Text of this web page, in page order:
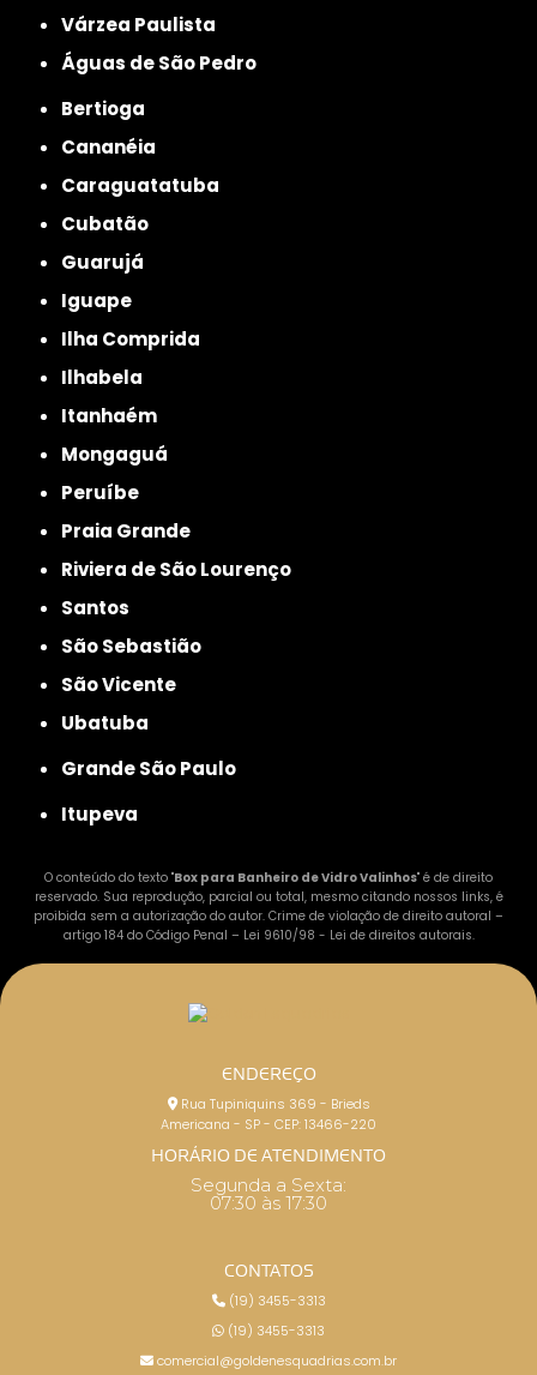
Várzea Paulista
Águas de São Pedro
Bertioga
Cananéia
Caraguatatuba
Cubatão
Guarujá
Iguape
Ilha Comprida
Ilhabela
Itanhaém
Mongaguá
Peruíbe
Praia Grande
Riviera de São Lourenço
Santos
São Sebastião
São Vicente
Ubatuba
Grande São Paulo
Itupeva
O conteúdo do texto "Box para Banheiro de Vidro Valinhos" é de direito
reservado. Sua reprodução, parcial ou total, mesmo citando nossos links, é
proibida sem a autorização do autor. Crime de violação de direito autoral –
artigo 184 do Código Penal – Lei 9610/98 - Lei de direitos autorais.
ENDEREÇO
Rua Tupiniquins 369 - Brieds
Americana - SP - CEP: 13466-220
HORÁRIO DE ATENDIMENTO
Segunda a Sexta:
07:30 às 17:30
CONTATOS
(19) 3455-3313
(19) 3455-3313
comercial@goldenesquadrias.com.br